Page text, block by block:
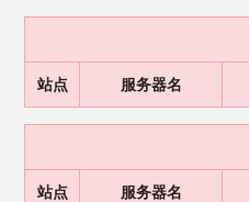
站点 服务器名
站点 服务器名